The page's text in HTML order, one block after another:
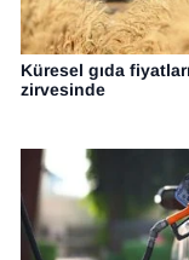
Küresel gıda
zirvesinde